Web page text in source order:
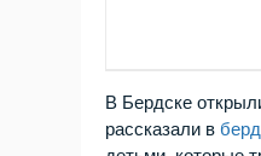
В Бердске
рассказали в